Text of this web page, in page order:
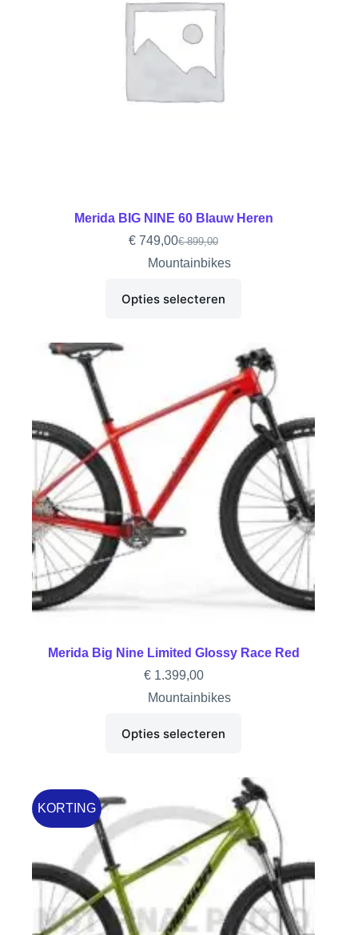
Merida BIG NINE 60 Blauw Heren
€899,00
€ 749,00
Mountainbikes
Opties selecteren
Merida Big Nine Limited Glossy Race Red
€1.399,00
Mountainbikes
Opties selecteren
KORTING